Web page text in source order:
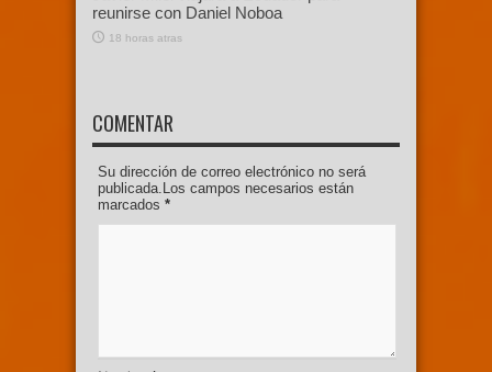
reunirse con Daniel Noboa
18 horas atras
COMENTAR
Su dirección de correo electrónico no será
publicada.Los campos necesarios están
marcados *